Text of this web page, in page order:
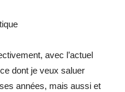
avec l’actuel
dont je veux saluer
années, mais aussi et